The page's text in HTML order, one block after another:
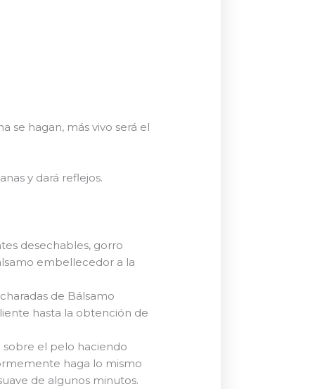
se hagan, más vivo será el
y dará reflejos.
desechables, gorro
embellecedor a la
de Bálsamo
hasta la obtención de
el pelo haciendo
haga lo mismo
de algunos minutos.